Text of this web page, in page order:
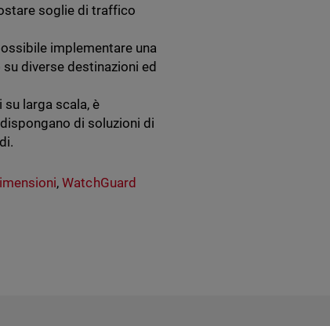
soglie di traffico
implementare una
diverse destinazioni ed
larga scala, è
di soluzioni di
,WatchGuard